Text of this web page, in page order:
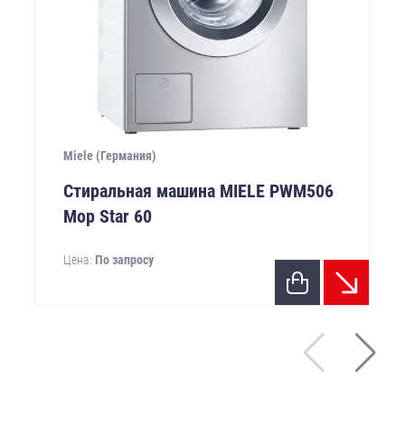
Miele (Германия)
Стиральная машина MIELE PWM506
Mop Star 60
Цена: По запросу